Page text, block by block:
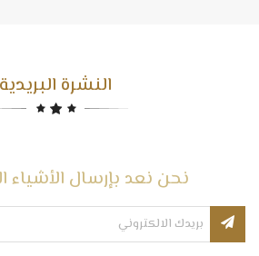
النشرة البريدية
نحن نعد بإرسال الأشياء